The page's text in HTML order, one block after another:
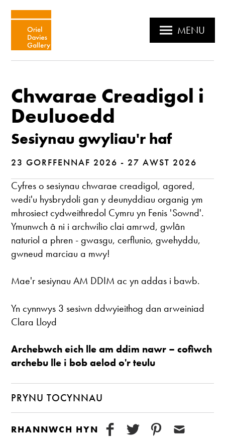
MENU
Chwarae Creadigol i
Deuluoedd
Sesiynau gwyliau'r haf
23 GORFFENNAF 2026 - 27 AWST 2026
Cyfres o sesiynau chwarae creadigol, agored,
wedi'u hysbrydoli gan y deunyddiau organig ym
mhrosiect cydweithredol Cymru yn Fenis 'Sownd'.
Ymunwch â ni i archwilio clai amrwd, gwlân
naturiol a phren - gwasgu, cerflunio, gwehyddu,
gwneud marciau a mwy!
Mae'r sesiynau AM DDIM ac yn addas i bawb.
Yn cynnwys 3 sesiwn ddwyieithog dan arweiniad
Clara Lloyd
Archebwch eich lle am ddim nawr – cofiwch
archebu lle i bob aelod o'r teulu
PRYNU TOCYNNAU
RHANNWCH HYN